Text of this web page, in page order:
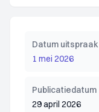
Datum uitspraak
1 mei 2026
Publicatiedatum
29 april 2026